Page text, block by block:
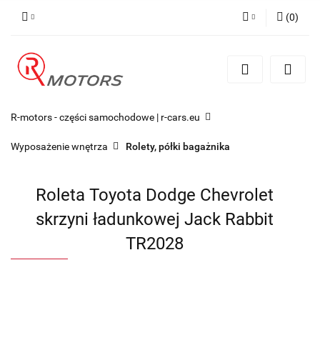
Zarejestruj się
(0)
R-motors - części samochodowe | r-cars.eu
Wyposażenie wnętrza Rolety, półki bagażnika
Roleta Toyota Dodge Chevrolet
skrzyni ładunkowej Jack Rabbit
TR2028